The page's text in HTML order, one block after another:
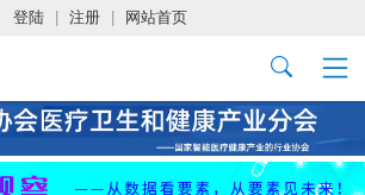
登陆 注册 网站首页